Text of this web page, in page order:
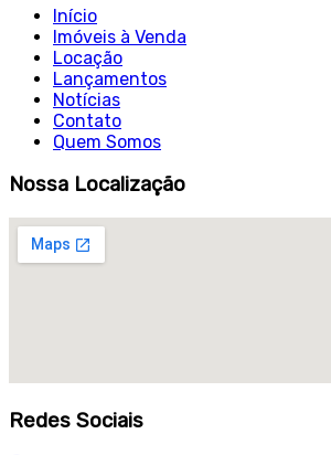
Início
Imóveis à Venda
Locação
Lançamentos
Notícias
Contato
Quem Somos
Nossa Localização
Redes Sociais